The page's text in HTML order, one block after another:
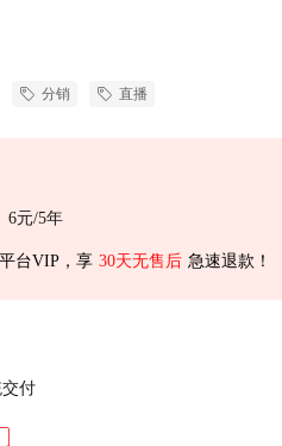
分销 直播
6元/5年
台VIP，享 30天无售后 急速退款！
付